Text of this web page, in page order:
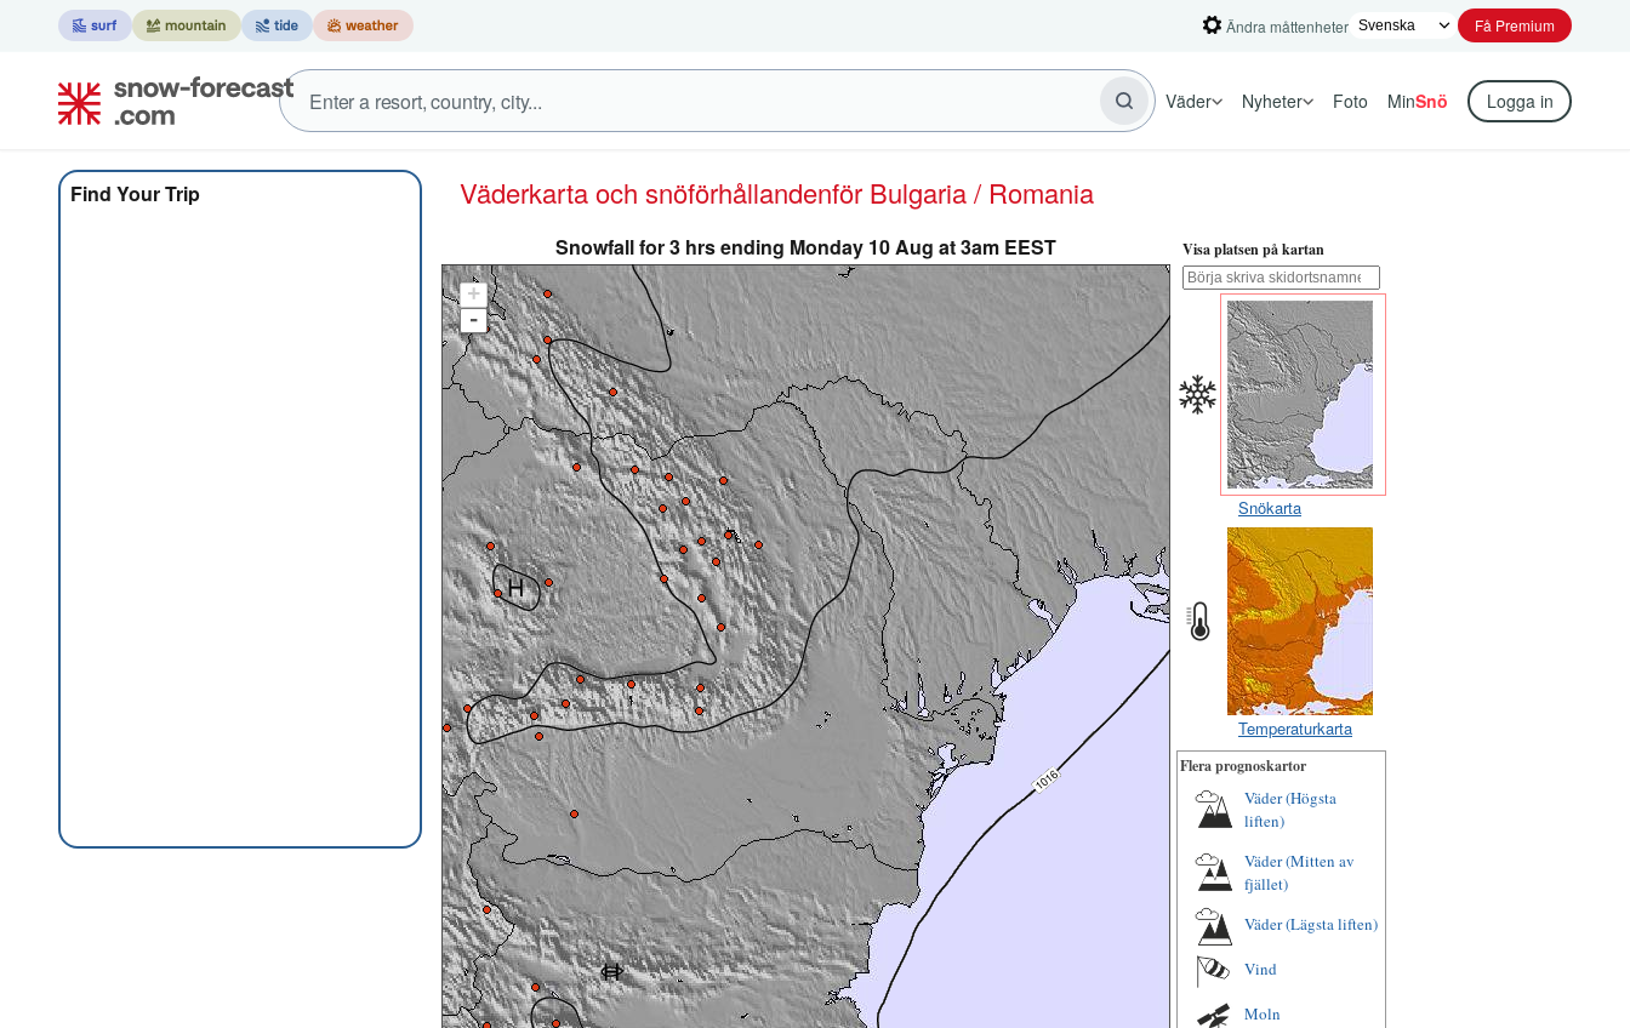
Ändra måttenheter Få Premium
Väder Nyheter Foto MinSnö Logga in
Find Your Trip Väderkarta och snöförhållandenför Bulgaria / Romania
Snowfall for 3 hrs ending Monday 10 Aug at 3am EEST
+
-
Visa platsen på kartan
Snökarta
Temperaturkarta
Flera prognoskartor
Väder (Högsta
liften)
Väder (Mitten av
fjället)
Väder (Lägsta liften)
Vind
Moln